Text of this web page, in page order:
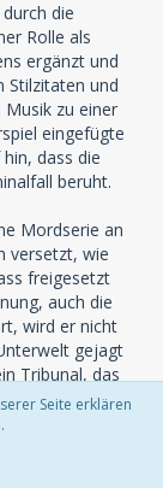
die
Rolle als
ergänzt und
Stilzitaten und
zu einer
eingefügte
dass die
beruht.
Mordserie an
versetzt, wie
freigesetzt
auch die
wird er nicht
gejagt
Tribunal, das
an den
orientiert,
äußerlich den
Seite erklären